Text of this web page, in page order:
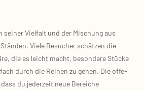
sei­ner Viel­falt und der Mischung aus
Vie­le Besu­cher schät­zen die
die es leicht macht, beson­de­re Stü­cke
durch die Rei­hen zu gehen. Die offe­
du jeder­zeit neue Berei­che